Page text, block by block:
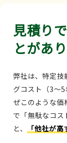
見積り
とがあ
弊社は、特定技
グコスト（3～
ぜこのような価
で「無駄なコス
と、
「他社が高